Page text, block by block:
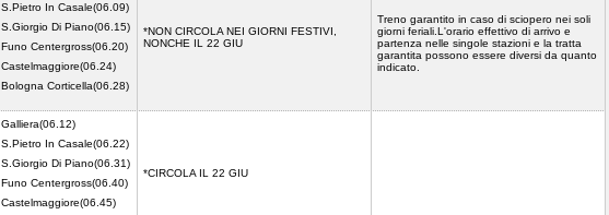
S.Pietro In Casale(06.09)
S.Giorgio Di Piano(06.15)
Funo Centergross(06.20)
Castelmaggiore(06.24)
Bologna Corticella(06.28)
*NON CIRCOLA NEI GIORNI FESTIVI,
NONCHE IL 22 GIU
Treno garantito in caso di sciopero nei soli
giorni feriali.L'orario effettivo di arrivo e
partenza nelle singole stazioni e la tratta
garantita possono essere diversi da quanto
indicato.
Galliera(06.12)
S.Pietro In Casale(06.22)
S.Giorgio Di Piano(06.31)
Funo Centergross(06.40)
Castelmaggiore(06.45)
*CIRCOLA IL 22 GIU